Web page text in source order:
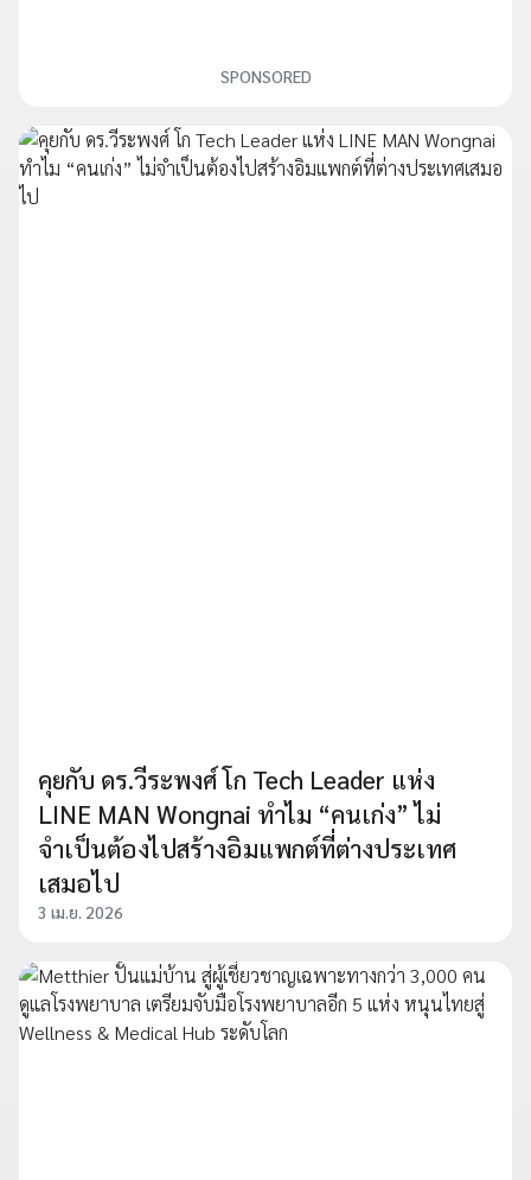
SPONSORED
คุยกับ ดร.วีระพงศ์ โก Tech Leader แห่ง
LINE MAN Wongnai ทำไม “คนเก่ง” ไม่
จำเป็นต้องไปสร้างอิมแพกต์ที่ต่างประเทศ
เสมอไป
3 เม.ย. 2026